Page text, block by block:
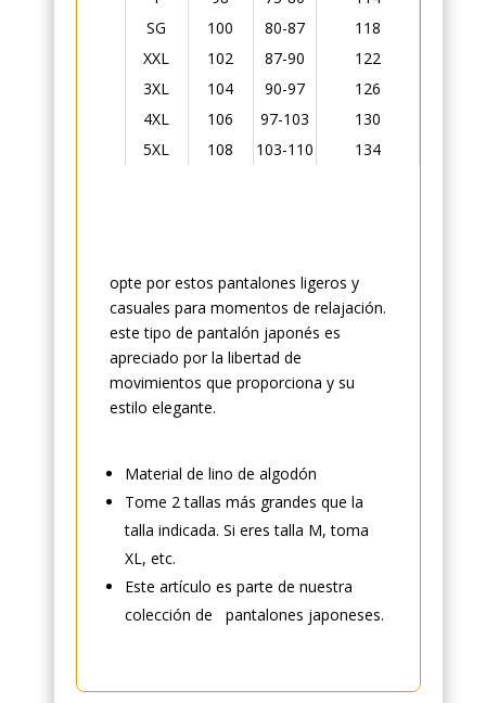
SG
100 80-87 118
XXL
102 87-90 122
3XL
104 90-97 126
4XL
106 97-103 130
5XL
108 103-110 134
opte por estos pantalones ligeros y
casuales para momentos de relajación.
este tipo de pantalón japonés es
apreciado por la libertad de
movimientos que proporciona y su
estilo elegante.
Material de lino de algodón
Tome 2 tallas más grandes que la
talla indicada. Si eres talla M, toma
XL, etc.
Este artículo es parte de nuestra
colección de pantalones japoneses.